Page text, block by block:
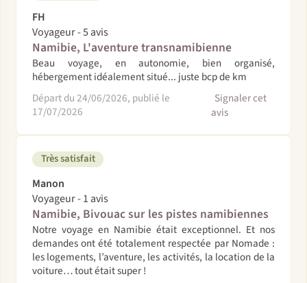
FH
Voyageur - 5 avis
Namibie, L'aventure transnamibienne
Beau voyage, en autonomie, bien organisé,
hébergement idéalement situé... juste bcp de km
Départ du 24/06/2026, publié le
17/07/2026
Signaler cet
avis
Très satisfait
Manon
Voyageur - 1 avis
Namibie, Bivouac sur les pistes namibiennes
Notre voyage en Namibie était exceptionnel. Et nos
demandes ont été totalement respectée par Nomade :
les logements, l’aventure, les activités, la location de la
voiture… tout était super !